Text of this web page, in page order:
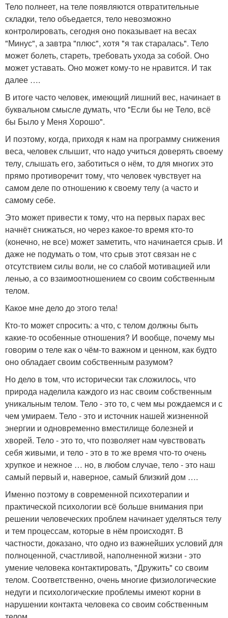
Тело полнеет, на теле появляются отвратительные
складки, тело объедается, тело невозможно
контролировать, сегодня оно показывает на весах
"Минус", а завтра "плюс", хотя "я так старалась". Тело
может болеть, стареть, требовать ухода за собой. Оно
может уставать. Оно может кому-то не нравится. И так
далее ….
В итоге часто человек, имеющий лишний вес, начинает в
буквальном смысле думать, что "Если бы не Тело, всё
бы Было у Меня Хорошо".
И поэтому, когда, приходя к нам на программу снижения
веса, человек слышит, что надо учиться доверять своему
телу, слышать его, заботиться о нём, то для многих это
прямо противоречит тому, что человек чувствует на
самом деле по отношению к своему телу (а часто и
самому себе.
Это может привести к тому, что на первых парах вес
начнёт снижаться, но через какое-то время кто-то
(конечно, не все) может заметить, что начинается срыв. И
даже не подумать о том, что срыв этот связан не с
отсутствием силы воли, не со слабой мотивацией или
ленью, а со взаимоотношением со своим собственным
телом.
Какое мне дело до этого тела!
Кто-то может спросить: а что, с телом должны быть
какие-то особенные отношения? И вообще, почему мы
говорим о теле как о чём-то важном и ценном, как будто
оно обладает своим собственным разумом?
Но дело в том, что исторически так сложилось, что
природа наделила каждого из нас своим собственным
уникальным телом. Тело - это то, с чем мы рождаемся и с
чем умираем. Тело - это и источник нашей жизненной
энергии и одновременно вместилище болезней и
хворей. Тело - это то, что позволяет нам чувствовать
себя живыми, и тело - это в то же время что-то очень
хрупкое и нежное … но, в любом случае, тело - это наш
самый первый и, наверное, самый близкий дом ….
Именно поэтому в современной психотерапии и
практической психологии всё больше внимания при
решении человеческих проблем начинает уделяться телу
и тем процессам, которые в нём происходят. В
частности, доказано, что одно из важнейших условий для
полноценной, счастливой, наполненной жизни - это
умение человека контактировать, "Дружить" со своим
телом. Соответственно, очень многие физиологические
недуги и психологические проблемы имеют корни в
нарушении контакта человека со своим собственным